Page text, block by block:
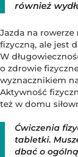
również
Jazda na
fizyczną, ale jest
W
o zdrowie
wyznacznikiem
Aktywność
też w domu
Ćwiczenia
tabletki.
dbać o